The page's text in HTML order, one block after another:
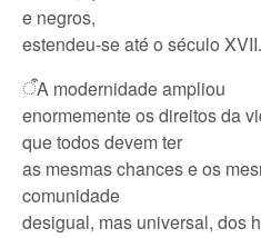
e negros,
estendeu-se até o século XVII.
ऀA modernidade ampliou
enormemente os direitos da
que todos devem ter
as mesmas chances e os
comunidade
desigual, mas universal, dos